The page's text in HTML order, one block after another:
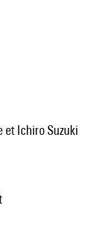
et Ichiro Suzuki